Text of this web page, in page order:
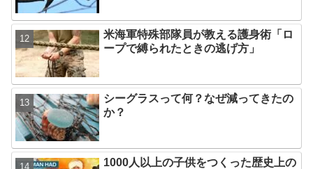
米海軍特殊部隊員が教える護身術「ロ
ープで縛られたときの逃げ方」
シーグラスって何？なぜ減ってきたの
か？
1000人以上の子供をつくった歴史上の